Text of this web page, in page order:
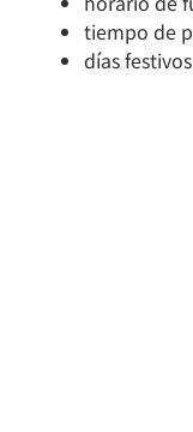
tiempo de
días